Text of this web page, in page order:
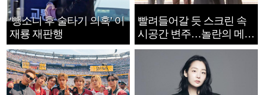
‘뺑소니 후 술타기 의혹’ 이
재룡 재판행
빨려들어갈 듯 스크린 속
시공간 변주…놀란의 메시
지는 ‘전쟁 속죄’